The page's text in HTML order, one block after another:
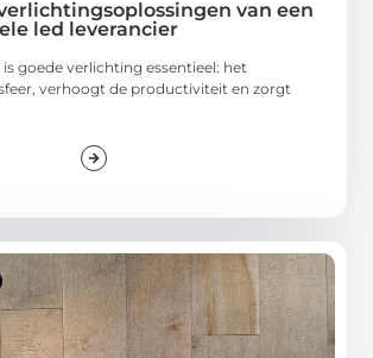
van een
led leverancier
goede verlichting essentieel: het
verhoogt de productiviteit en zorgt